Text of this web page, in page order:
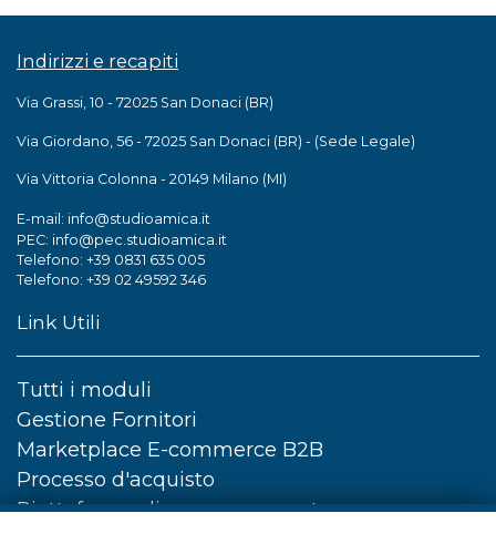
Indirizzi e recapiti
Via Grassi, 10 - 72025 San Donaci (BR)
Via Giordano, 56 - 72025 San Donaci (BR) - (Sede Legale)
Via Vittoria Colonna - 20149 Milano (MI)
E-mail: info@studioamica.it
PEC: info@pec.studioamica.it
Telefono: +39 0831 635 005
Telefono: +39 02 49592 346
Link Utili
Tutti i moduli
Gestione Fornitori
Marketplace E-commerce B2B
Processo d'acquisto
Piattaforma di e-procurement